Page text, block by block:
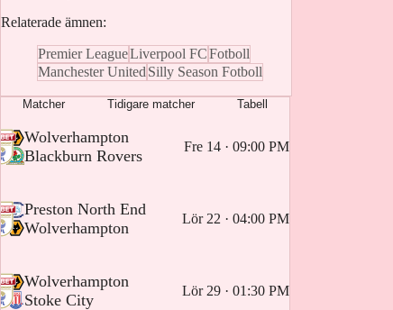
Relaterade ämnen:
Premier LeagueLiverpool FCFotboll
Manchester United Silly Season Fotboll
Matcher Tidigare matcher Tabell
-
Wolverhampton
-
Blackburn Rovers
Fre 14 · 09:00 PM
-
Preston North End
-
Wolverhampton
Lör 22 · 04:00 PM
-
Wolverhampton
-
Stoke City
Lör 29 · 01:30 PM